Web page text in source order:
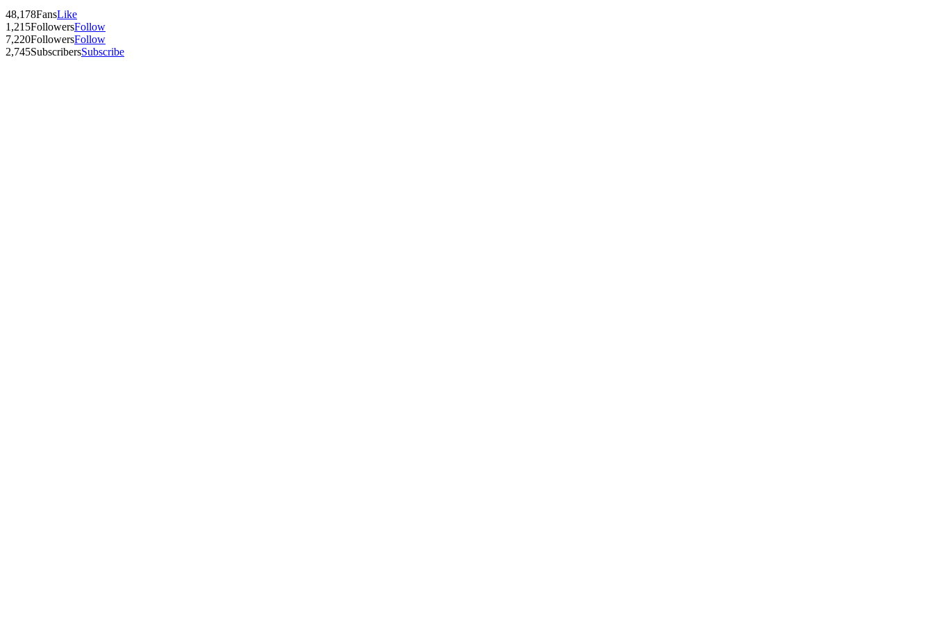
48,178FansLike
1,215FollowersFollow
7,220FollowersFollow
2,745SubscribersSubscribe